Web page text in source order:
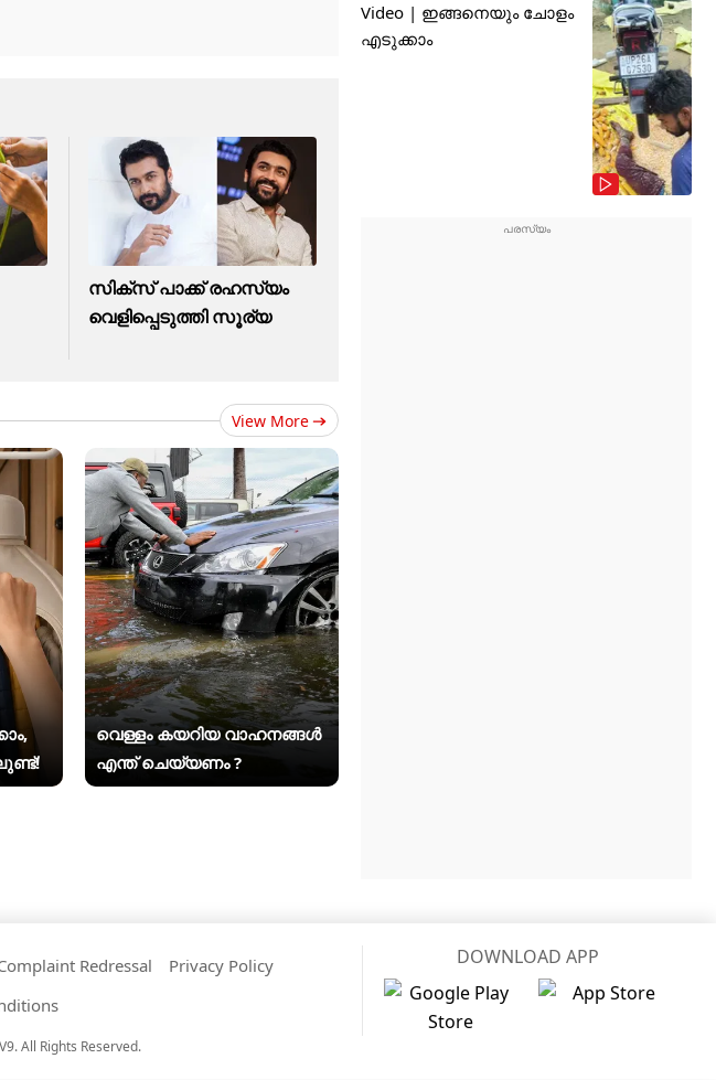
സിക്‌സ് പാക്ക് രഹസ്യം
വെളിപ്പെടുത്തി സൂര്യ
View More
വെള്ളം കയറിയ വാഹനങ്ങൾ
എന്ത് ചെയ്യണം ?
Video | ഇങ്ങനെയും ചോളം
എടുക്കാം
Redressal
Privacy Policy
DOWNLOAD APP
All Rights Reserved.